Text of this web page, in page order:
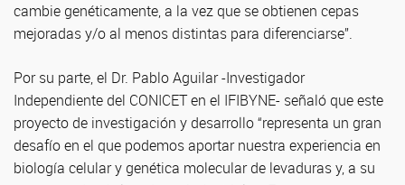
cambie genéticamente, a la vez que se obtienen cepas
mejoradas y/o al menos distintas para diferenciarse”.
Por su parte, el Dr. Pablo Aguilar -Investigador
Independiente del CONICET en el IFIBYNE- señaló que este
proyecto de investigación y desarrollo “representa un gran
desafío en el que podemos aportar nuestra experiencia en
biología celular y genética molecular de levaduras y, a su